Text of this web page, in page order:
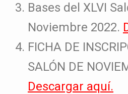
Bases del XLVI
Noviembre 2022.
FICHA DE
SALÓN DE
Descargar aquí.